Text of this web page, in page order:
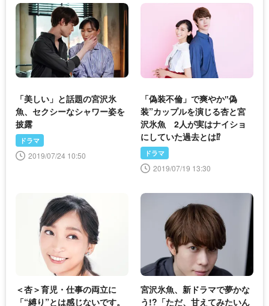
「美しい」と話題の宮沢氷
魚、セクシーなシャワー姿を
披露
ドラマ
2019/07/24 10:50
「偽装不倫」で爽やか‟偽
装”カップルを演じる杏と宮
沢氷魚 2人が実はナイショ
にしていた過去とは⁉
ドラマ
2019/07/19 13:30
＜杏＞育児・仕事の両立に
「“縛り”とは感じないです。
宮沢氷魚、新ドラマで夢かな
う!?「ただ、甘えてみたいん